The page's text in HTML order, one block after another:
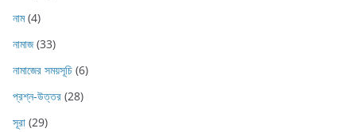
নাম(4)
নামাজ(33)
নামাজের সময়সূচি (6)
প্রশ্ন-উত্তর (28)
সূরা (29)